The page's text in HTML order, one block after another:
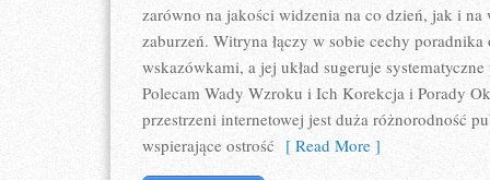
zarówno na jakości widzenia na co dzień, jak i
zaburzeń. Witryna łączy w sobie cechy
wskazówkami, a jej układ sugeruje
Polecam Wady Wzroku i Ich Korekcja i Porady
przestrzeni internetowej jest duża różnorodność
wspierające ostrość [ Read More ]